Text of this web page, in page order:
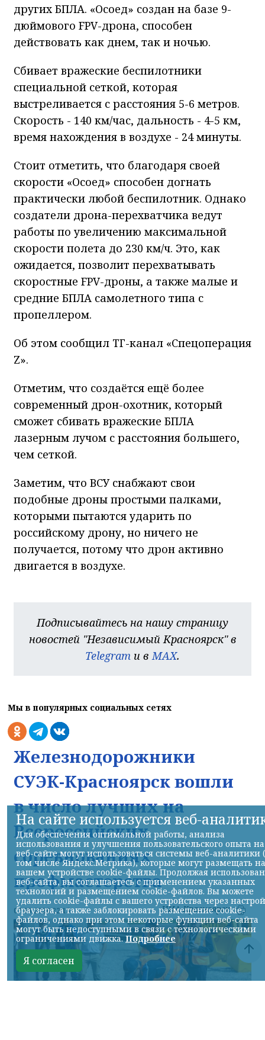
других БПЛА. «Осоед» создан на базе 9-
дюймового FPV-дрона, способен
действовать как днем, так и ночью.
Сбивает вражеские беспилотники
специальной сеткой, которая
выстреливается с расстояния 5-6 метров.
Скорость - 140 км/час, дальность - 4-5 км,
время нахождения в воздухе - 24 минуты.
Стоит отметить, что благодаря своей
скорости «Осоед» способен догнать
практически любой беспилотник. Однако
создатели дрона-перехватчика ведут
работы по увеличению максимальной
скорости полета до 230 км/ч. Это, как
ожидается, позволит перехватывать
скоростные FPV-дроны, а также малые и
средние БПЛА самолетного типа с
пропеллером.
Об этом сообщил ТГ-канал «Спецоперация
Z».
Отметим, что создаётся ещё более
современный дрон-охотник, который
сможет сбивать вражеские БПЛА
лазерным лучом с расстояния большего,
чем сеткой.
Заметим, что ВСУ снабжают свои
подобные дроны простыми палками,
которыми пытаются ударить по
российскому дрону, но ничего не
получается, потому что дрон активно
двигается в воздухе.
Подписывайтесь на нашу страницу
новостей "Независимый Красноярск" в
Telegram и вMAX.
Мы в популярных социальных сетях
Железнодорожники
СУЭК-Красноярск вошли
в число лучших на
Всероссийских
соревнованиях
профмастерства
07.08.2026 22:13 НИА-Красноярск
На сайте используется веб-
Для обеспечения оптимальной работы, анализа
использования и улучшения пользовательского опыта на
веб-сайте могут использоваться системы веб-аналитики
том числе Яндекс.Метрика), которые могут размещать на
вашем устройстве cookie-файлы. Продолжая
веб-сайта, вы соглашаетесь с применением указанных
технологий и размещением cookie-файлов. Вы можете
удалить cookie-файлы с вашего устройства через
браузера, а также заблокировать размещение cookie-
файлов, однако при этом некоторые функции веб-сайта
могут быть недоступными в связи с технологическими
ограничениями движка.Подробнее
Я согласен